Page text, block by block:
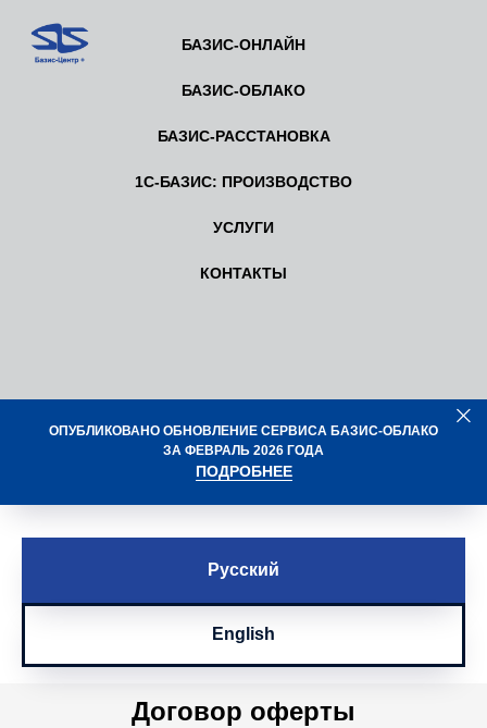
БАЗИС-ОНЛАЙН
БАЗИС-ОБЛАКО
БАЗИС-РАССТАНОВКА
1С-БАЗИС: ПРОИЗВОДСТВО
УСЛУГИ
КОНТАКТЫ
ОПУБЛИКОВАНО ОБНОВЛЕНИЕ СЕРВИСА БАЗИС-ОБЛАКО
ЗА ФЕВРАЛЬ 2026 ГОДА
ПОДРОБНЕЕ
Русский
English
Договор оферты